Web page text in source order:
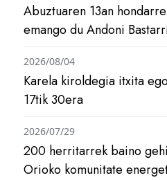
Abuztuaren 13an
emango du Andoni
Karela kiroldegia itxita
17tik 30era
2026/08/04
200 herritarrek baino
Orioko komunitate
2026/07/29